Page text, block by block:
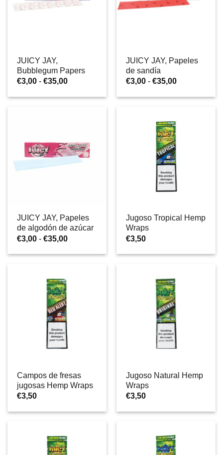
JUICY JAY,
Bubblegum Papers
€3,00 - €35,00Rango
precios:
JUICY JAY, Papeles
de sandía
€3,00 - €35,00Rango
precios:
hasta
€35,00
JUICY JAY, Papeles
de algodón de azúcar
€3,00 - €35,00Rango
precios:
Jugoso Tropical Hemp
Wraps
€3,50
Campos de fresas
jugosas Hemp Wraps
€3,50
Jugoso Natural Hemp
Wraps
€3,50